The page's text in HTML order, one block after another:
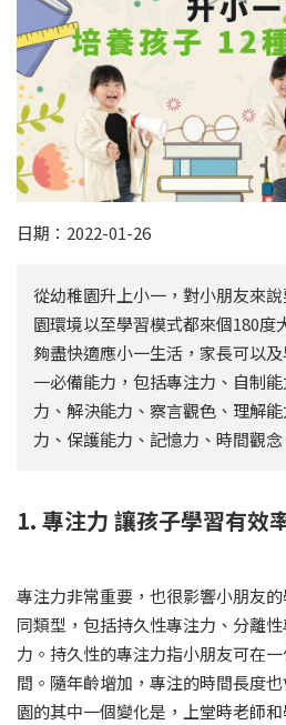
日期：2022-01-26
從幼稚園升上小一，對小朋友來
園環境以至學習模式都來個180度
夠盡快適應小一生活，家長可以
一必備能力，包括專注力、自制
力、解決能力、察言觀色、理解
力、保護能力、記憶力、時間觀
1. 專注力 讓孩子學習有效
專注力非常重要，也很影響小朋友
同類型，包括持久性專注力、分離
力。持久性的專注力指小朋友可在
間。隨年齡增加，專注的時間長度
園的其中一個變化是，上堂時老師